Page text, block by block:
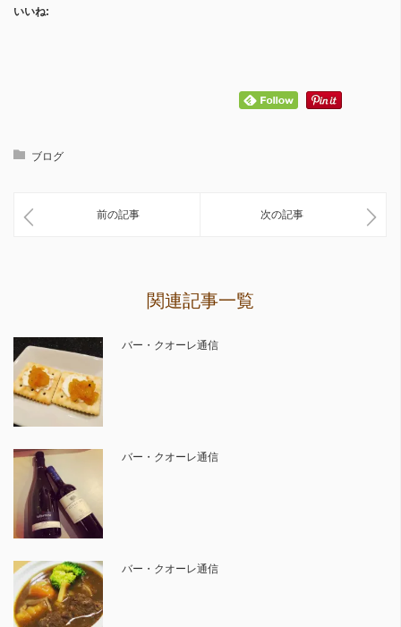
いいね:
ブログ
前の記事 次の記事
関連記事一覧
バー・クオーレ通信
バー・クオーレ通信
バー・クオーレ通信